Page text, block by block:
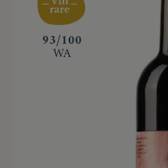
‍93/100
WA